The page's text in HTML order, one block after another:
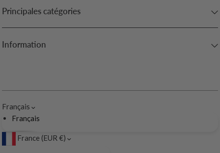
Principales catégories
Information
Français
Français
France (EUR €)